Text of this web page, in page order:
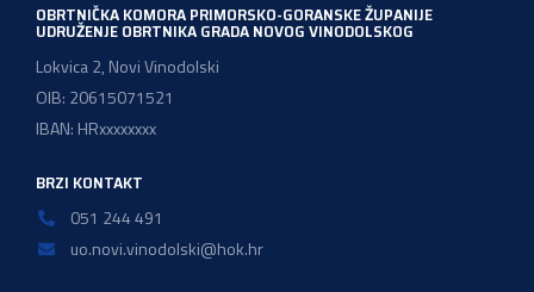
OBRTNIČKA KOMORA PRIMORSKO-GORANSKE ŽUPANIJE
UDRUŽENJE OBRTNIKA GRADA NOVOG VINODOLSKOG
Lokvica 2, Novi Vinodolski
OIB: 20615071521
IBAN: HRxxxxxxxx
BRZI KONTAKT
051 244 491
uo.novi.vinodolski@hok.hr